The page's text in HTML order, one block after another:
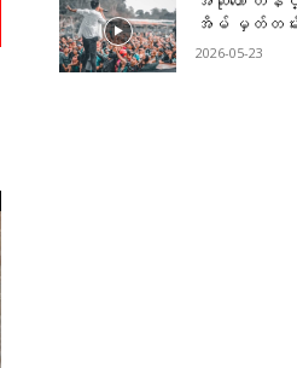
အိမ် မှတ်တမ်
2026-05-23